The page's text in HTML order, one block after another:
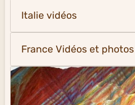
Italie vidéos
France Vidéos et photos